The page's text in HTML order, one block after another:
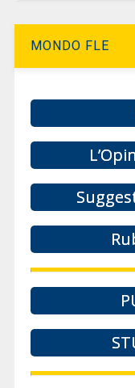
MONDO FLE